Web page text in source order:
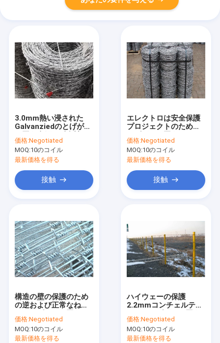
3.0mm熱い浸された
Galvanziedのとげがあ
価格:Negotiated
MOQ:10のコイル
最新価格を得る
接触
エレクトロは安全保護
プロジェクトのための
ー パレット パッキング
に電流を通した
価格:Negotiated
MOQ:10のコイル
最新価格を得る
接触
構造の壁の保護のため
の逆および正常なねじ
イヤー
価格:Negotiated
MOQ:10のコイル
最新価格を得る
ハイウェーの保護
2.2mmコンチェルティ
ワイヤーBWG 12x12
12x14
価格:Negotiated
MOQ:10のコイル
最新価格を得る